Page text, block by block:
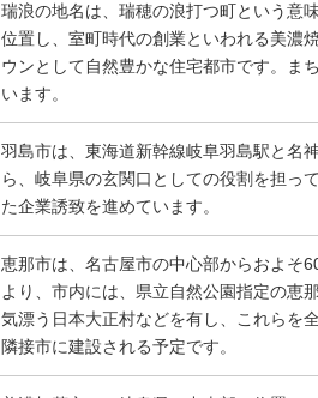
瑞浪の地名は、瑞穂の浪打つ町という意
位置し、室町時代の創業といわれる美濃
ウンとして自然豊かな住宅都市です。ま
います。
羽島市は、東海道新幹線岐阜羽島駅と名
ら、岐阜県の玄関口としての役割を担っ
た企業誘致を進めています。
恵那市は、名古屋市の中心部からおよそ
より、市内には、県立自然公園指定の恵
気漂う日本大正村などを有し、これらを
隣接市に建設される予定です。